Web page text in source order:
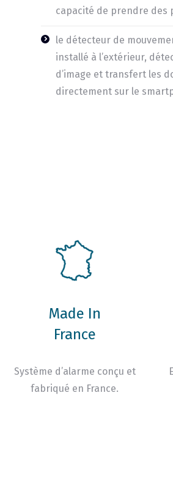
capacité de prendre des
le détecteur de
installé à l’extérieur,
d’image et transfert les
directement sur le
Made In
France
Système d’alarme conçu et
fabriqué en France.